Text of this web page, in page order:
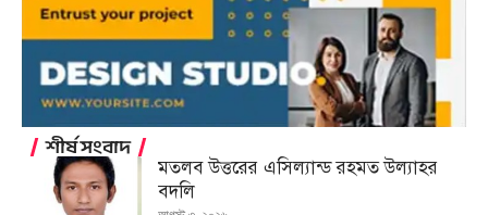
শীর্ষ সংবাদ
মতলব উত্তরের এসিল্যান্ড রহমত উল্যাহর
বদলি